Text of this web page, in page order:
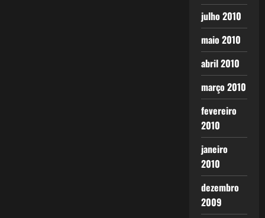
julho 2010
maio 2010
abril 2010
março 2010
fevereiro
2010
janeiro
2010
dezembro
2009